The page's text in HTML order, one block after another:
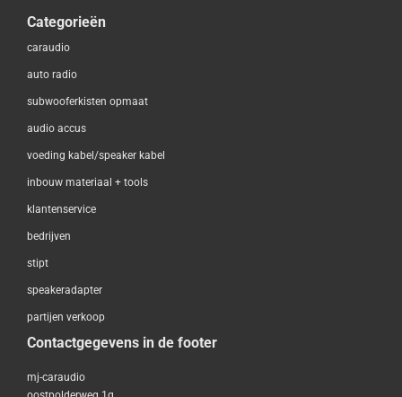
Categorieën
caraudio
auto radio
subwooferkisten opmaat
audio accus
voeding kabel/speaker kabel
inbouw materiaal + tools
klantenservice
bedrijven
stipt
speakeradapter
partijen verkoop
Contactgegevens in de footer
mj-caraudio